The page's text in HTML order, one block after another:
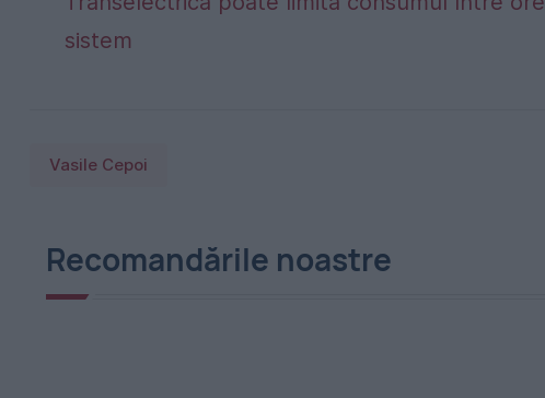
sistem
Vasile Cepoi
Recomandările noastre